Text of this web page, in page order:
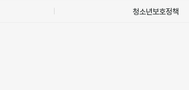
청소년보호정책